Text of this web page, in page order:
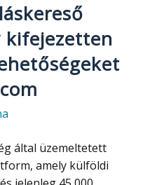
által üzemeltetett
amely külföldi